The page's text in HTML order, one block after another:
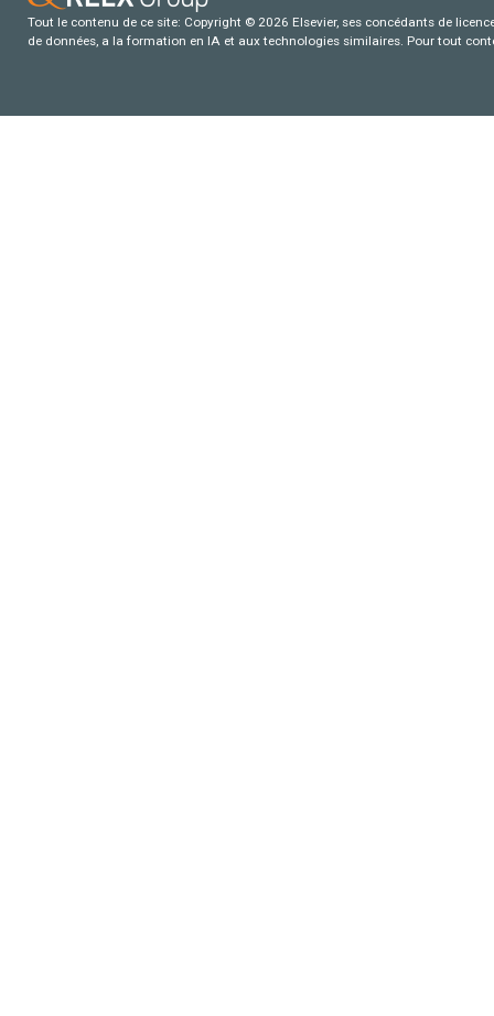
Tout le contenu de ce site: Copyright © 2026 Elsevier, ses concédants de
de données, a la formation en IA et aux technologies similaires. Pour tout